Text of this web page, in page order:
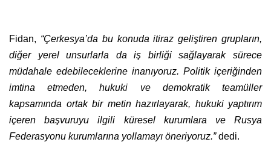
Fidan, “Çerkesya’da bu konuda itiraz geliştiren grupların,
diğer yerel unsurlarla da iş birliği sağlayarak sürece
müdahale edebileceklerine inanıyoruz. Politik içeriğinden
imtina etmeden, hukuki ve demokratik teamüller
kapsamında ortak bir metin hazırlayarak, hukuki yaptırım
içeren başvuruyu ilgili küresel kurumlara ve Rusya
Federasyonu kurumlarına yollamayı öneriyoruz.”dedi.